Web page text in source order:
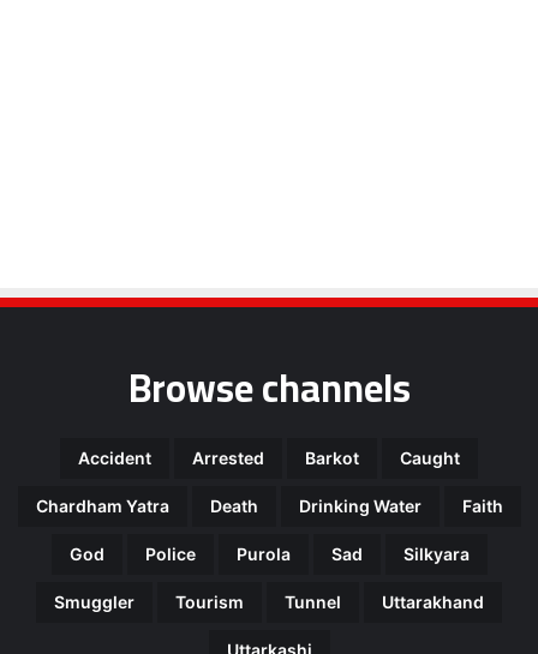
Browse channels
Accident Arrested Barkot Caught
Chardham Yatra Death Drinking Water Faith
God Police Purola Sad Silkyara
Smuggler Tourism Tunnel Uttarakhand
Uttarkashi